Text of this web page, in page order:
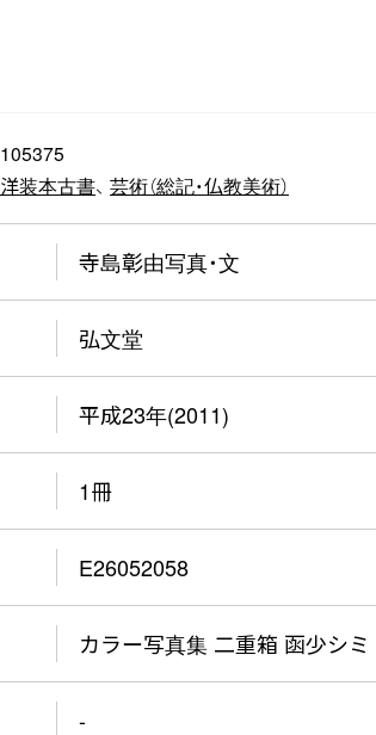
105375
洋装本古書、 芸術（総記・仏教美術）
寺島彰由写真・文
弘文堂
平成23年(2011)
1冊
E26052058
カラー写真集 二重箱 函少シミ
-